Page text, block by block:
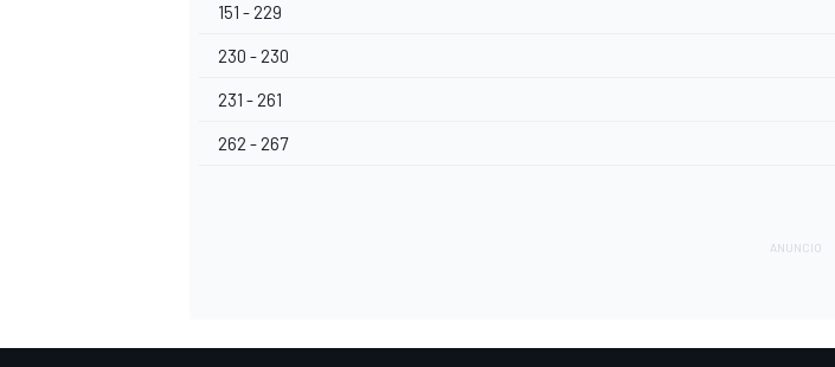
151 - 229
230 - 230
231 - 261
262 - 267